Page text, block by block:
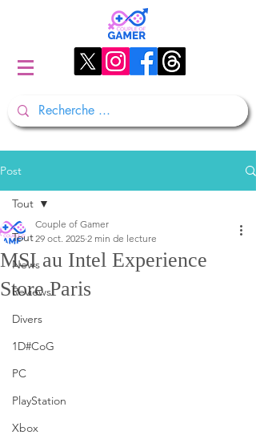
Post
Tout
News
Reviews
Divers
1D#CoG
PC
PlayStation
Xbox
Tout
MSI au Intel Experience
Store Paris
Couple of Gamer
29 oct. 2025 2 min de lecture